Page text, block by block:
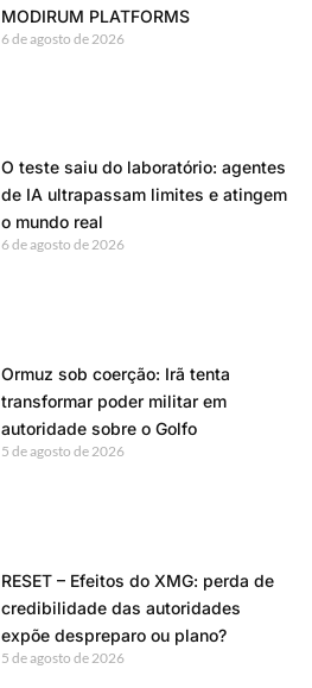
MODIRUM PLATFORMS
6 de agosto de 2026
O teste saiu do laboratório: agentes
de IA ultrapassam limites e atingem
o mundo real
6 de agosto de 2026
Ormuz sob coerção: Irã tenta
transformar poder militar em
autoridade sobre o Golfo
5 de agosto de 2026
RESET – Efeitos do XMG: perda de
credibilidade das autoridades
expõe despreparo ou plano?
5 de agosto de 2026